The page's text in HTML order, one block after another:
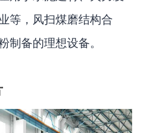
等，风扫煤磨结构合
制备的理想设备。